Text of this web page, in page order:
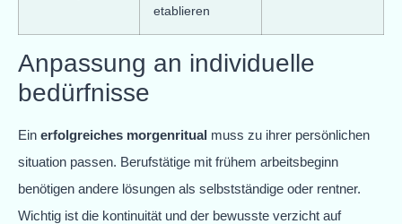
etablieren
Anpassung an individuelle
bedürfnisse
Ein erfolgreiches morgenritual muss zu ihrer persönlichen
situation passen. Berufstätige mit frühem arbeitsbeginn
benötigen andere lösungen als selbstständige oder rentner.
Wichtig ist die kontinuität und der bewusste verzicht auf